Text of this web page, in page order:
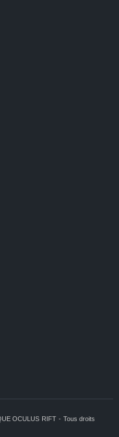
OCULUS RIFT - Tous droits